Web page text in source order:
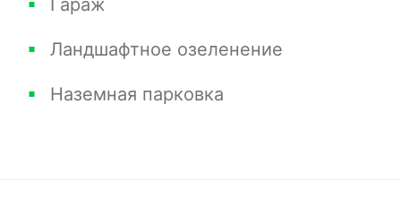
Гараж
Ландшафтное озеленение
Наземная парковка